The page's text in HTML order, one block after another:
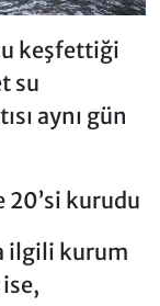
keşfettiği
su
aynı gün
20’si kurudu
ilgili kurum